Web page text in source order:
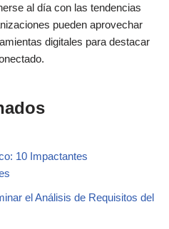
al día con las tendencias
pueden aprovechar
digitales para destacar
10 Impactantes
el Análisis de Requisitos del